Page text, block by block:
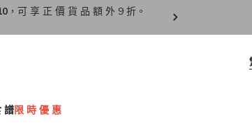
，可 享 正 價 貨 品 額 外 9 折。
譜限 時 優 惠